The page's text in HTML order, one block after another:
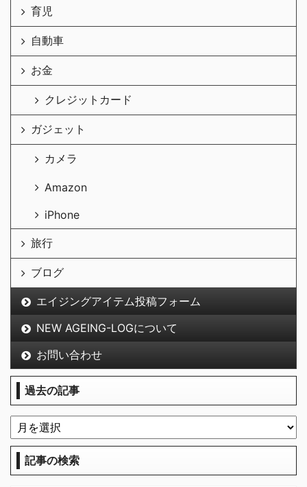
育児
自動車
お金
クレジットカード
ガジェット
カメラ
Amazon
iPhone
旅行
ブログ
エイジングアイテム投稿フォーム
NEW AGEING-LOGについて
お問い合わせ
過去の記事
記事の検索